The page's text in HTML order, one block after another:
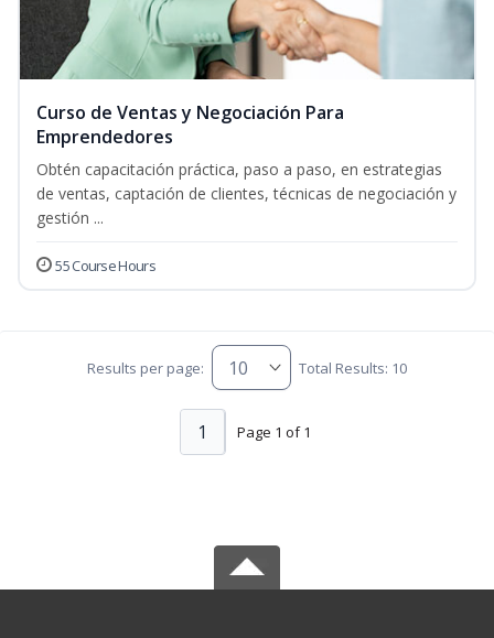
Curso de Ventas y Negociación Para
Emprendedores
Obtén capacitación práctica, paso a paso, en estrategias
de ventas, captación de clientes, técnicas de negociación y
gestión ...
55 Course Hours
Results per page: Total Results: 10
Page 1 of 1
1